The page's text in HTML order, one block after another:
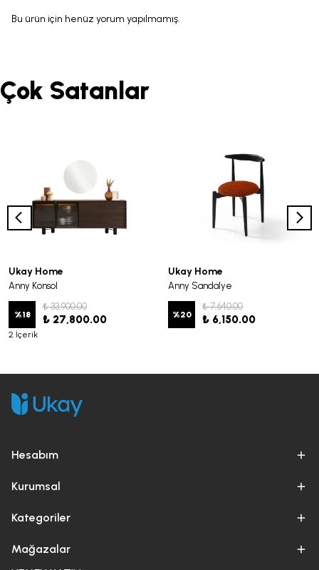
Bu ürün için henüz yorum yapılmamış.
Çok Satanlar
Ukay Home
Anny Konsol
%18
₺ 33,900.00
₺ 27,800.00
2 İçerik
Ukay Home
Anny Sandalye
%20
₺ 7,640.00
₺ 6,150.00
Hesabım
Kurumsal
Kategoriler
Mağazalar